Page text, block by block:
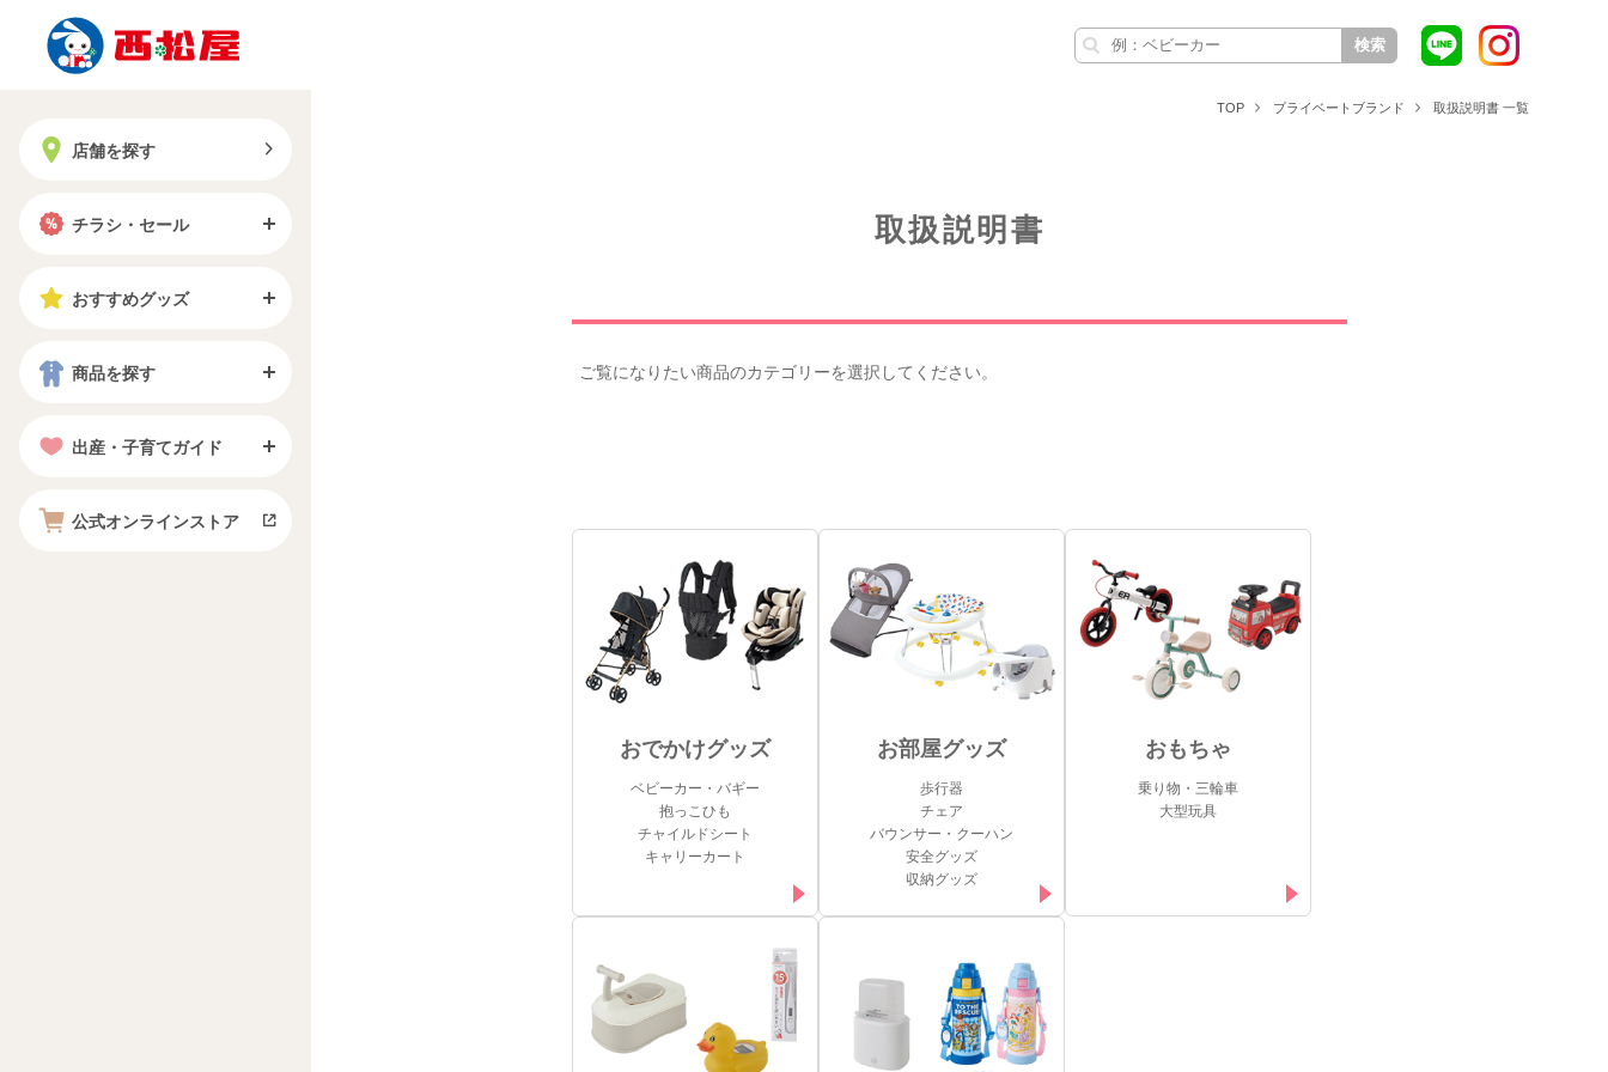
検索
店舗を探す
チラシ・セール
おすすめグッズ
商品を探す
出産・子育てガイド
公式オンラインストア
TOP プライベートブランド 取扱説明書 一覧
取扱説明書
ご覧になりたい商品のカテゴリーを選択してください。
おでかけグッズ
ベビーカー・バギー
抱っこひも
チャイルドシート
キャリーカート
お部屋グッズ
歩行器
チェア
バウンサー・クーハン
安全グッズ
収納グッズ
おもちゃ
乗り物・三輪車
大型玩具